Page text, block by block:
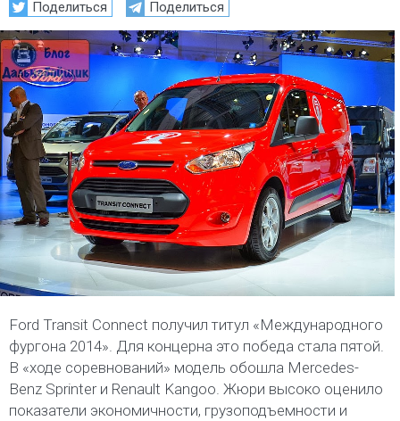
Поделиться
Поделиться
Ford Transit Connect получил титул «Международного
фургона 2014». Для концерна это победа стала пятой.
В «ходе соревнований» модель обошла Mercedes-
Benz Sprinter и Renault Kangoo. Жюри высоко оценило
показатели экономичности, грузоподъемности и